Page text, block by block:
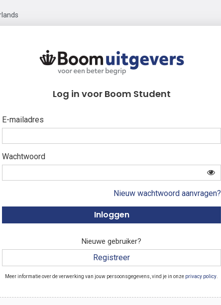
Log in voor Boom Student
E-mailadres
Wachtwoord
Nieuw wachtwoord aanvragen?
Nieuwe gebruiker?
Registreer
Meer informatie over de verwerking van jouw persoonsgegevens, vind je in onze privacy policy